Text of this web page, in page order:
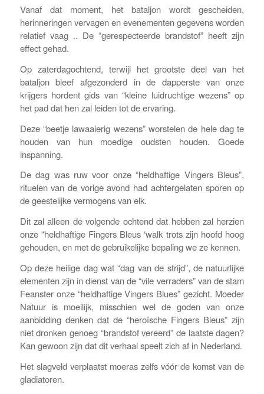
Vanaf dat moment, het bataljon wordt gescheiden,
herinneringen vervagen en evenementen gegevens worden
relatief vaag .. De “gerespecteerde brandstof” heeft zijn
effect gehad.
Op zaterdagochtend, terwijl het grootste deel van het
bataljon bleef afgezonderd in de dapperste van onze
krijgers hordent gids van “kleine luidruchtige wezens” op
het pad dat hen zal leiden tot de ervaring.
Deze “beetje lawaaierig wezens” worstelen de hele dag te
houden van hun moedige oudsten houden. Goede
inspanning.
De dag was ruw voor onze “heldhaftige Vingers Bleus”,
rituelen van de vorige avond had achtergelaten sporen op
de geestelijke vermogens van elk.
Dit zal alleen de volgende ochtend dat hebben zal herzien
onze “heldhaftige Fingers Bleus ‘walk trots zijn hoofd hoog
gehouden, en met de gebruikelijke bepaling we ze kennen.
Op deze heilige dag wat “dag van de strijd”, de natuurlijke
elementen zijn in dienst van de “vile verraders” van de stam
Feanster onze “heldhaftige Vingers Blues” gezicht. Moeder
Natuur is moeilijk, misschien wel de goden van onze
aanbidding denken dat de “heroïsche Fingers Bleus” zijn
niet dronken genoeg “brandstof vereerd” de laatste dagen?
Kan gewoon zijn dat dit verhaal speelt zich af in Nederland.
Het slagveld verplaatst moeras zelfs vóór de komst van de
gladiatoren.